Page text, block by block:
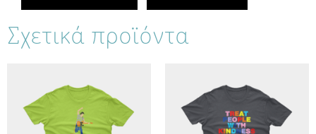
Σχετικά προϊόντα